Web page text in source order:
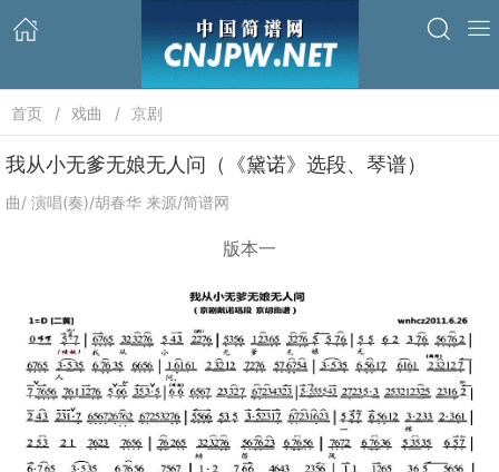
首页 戏曲 京剧
我从小无爹无娘无人问（《黛诺》选段、琴谱）
曲/ 演唱(奏)/胡春华 来源/简谱网
版本一